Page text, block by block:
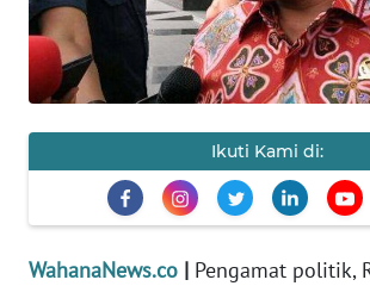
Ikuti Kami di:
WahanaNews.co | Pengamat politik,
SERBA-SERBI
OLAHRAGA